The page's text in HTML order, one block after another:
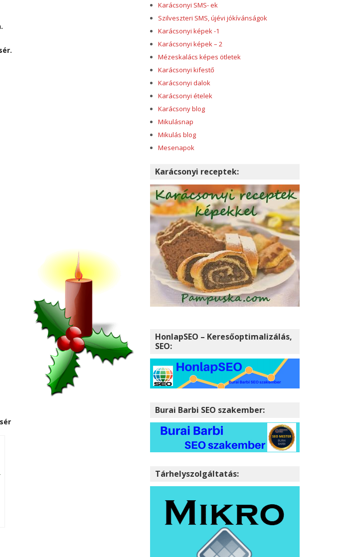
Karácsonyi SMS- ek
Szilveszteri SMS, újévi jókívánságok
Karácsonyi képek -1
Karácsonyi képek – 2
Mézeskalács képes ötletek
Karácsonyi kifestő
Karácsonyi dalok
Karácsonyi ételek
Karácsony blog
Mikulásnap
Mikulás blog
Mesenapok
Karácsonyi receptek:
HonlapSEO – Keresőoptimalizálás,
SEO:
Burai Barbi SEO szakember:
Tárhelyszolgáltatás: